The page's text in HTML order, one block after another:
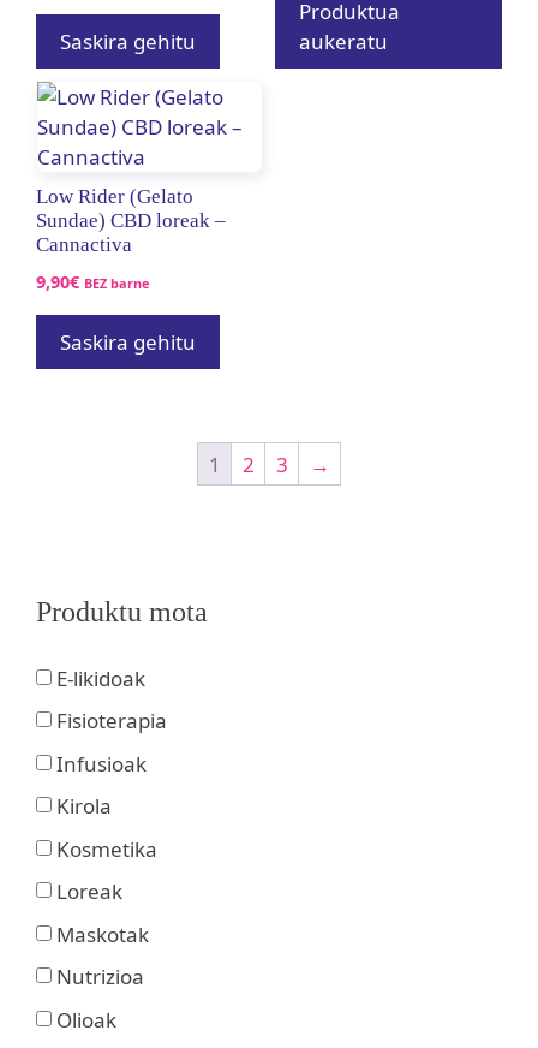
Saskira gehitu
19,90€ra
Produktua
aukeratu
Low Rider (Gelato
Sundae) CBD loreak –
Cannactiva
9,90€ BEZ barne
Saskira gehitu
1 2 3 →
Produktu mota
E-likidoak
Fisioterapia
Infusioak
Kirola
Kosmetika
Loreak
Maskotak
Nutrizioa
Olioak